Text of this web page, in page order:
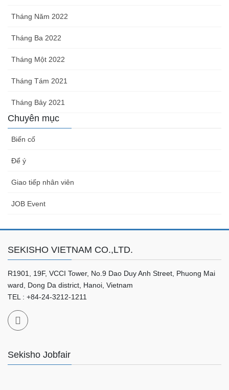
Tháng Năm 2022
Tháng Ba 2022
Tháng Một 2022
Tháng Tám 2021
Tháng Bảy 2021
Chuyên mục
Biến cố
Để ý
Giao tiếp nhân viên
JOB Event
SEKISHO VIETNAM CO.,LTD.
R1901, 19F, VCCI Tower, No.9 Dao Duy Anh Street, Phuong Mai
ward, Dong Da district, Hanoi, Vietnam
TEL : +84-24-3212-1211
Sekisho Jobfair